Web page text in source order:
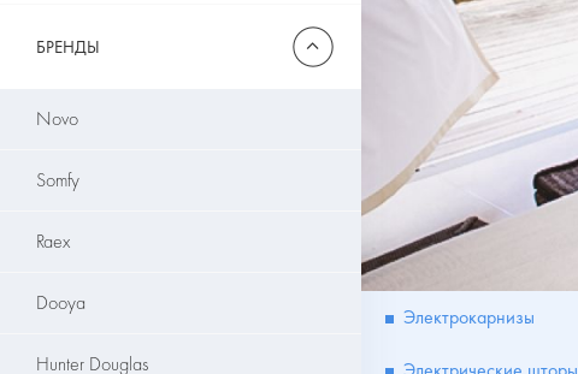
БРЕНДЫ
Novo
Somfy
Raex
Dooya
Hunter Douglas
Электрокарнизы